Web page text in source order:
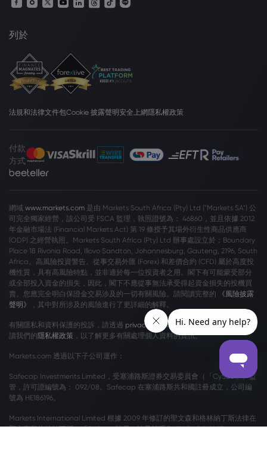
列於
法規和法律文件包Cookie 披露聲明安全上網隱私權政策
付款
方式
網域 www.markets.com 是由 Markets South Africa (Pty) Ltd ("Markets SA") 公
司完全獨家經營，該公司受 FSCA 監理，執照證號為： 46860，並且依據 2012
年金融市場法 (Financial Markets Act) 第 19 條授予其場外衍生性商品供應商
(ODP) 之經營執照。Markets South Africa (Pty) Ltd 辦事處設立於：Boundary
Place 18 Rivonia Road, Illovo Sandton, Johannesburg, Gauteng, 2196, South
Africa。高風險投資警告。從事交易外匯 (Forex) 和差價合約 (CFD) 屬於高度投
機性質，具有高風險特點，並非適於每一位投資者之用。閣下有可能蒙受部分
或全部投入資金的損失，因此，閣下不應從事無法承受得起資金損失的投機買
賣。您應完全明白保證金交易涉及的一切有關風險。請閱讀完整的
《風險披露
聲明》
，其中對所涉及的風險進行了更詳細的解釋。
有關隱私和資料保護的投訴，請透過 privacy@markets.com與我們聯絡。請閱
讀我們的隱私權政策 ，以了解更多有關處理個人資料的資訊。
Markets.com 透過以下子公司運作：
Safecap Investments Limited，受塞浦路斯證券交易委員會（「CySEC」）監
管，許可證編號為： 092/08。Safecap 在塞浦路斯共和國註冊成立，公司編
號為 HE186196。
Markets International Limited 根據 2009 年修訂的聖文森和格林納丁斯法律在
聖文森和格林納丁斯（「SVG」）註冊，註冊號碼為 27030 BC 2023。